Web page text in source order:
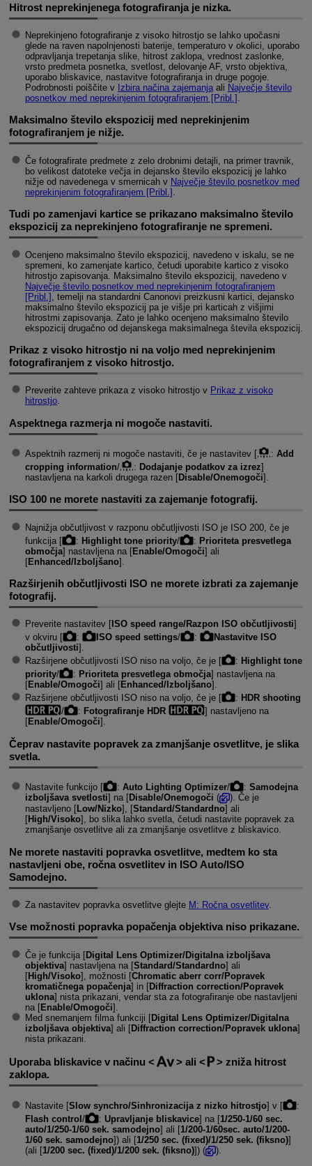
Hitrost neprekinjenega fotografiranja je nizka.
Neprekinjeno fotografiranje z visoko hitrostjo se lahko upočasni
glede na raven napolnjenosti baterije, temperaturo v okolici, uporabo
odpravljanja trepetanja slike, hitrost zaklopa, vrednost zaslonke,
vrsto predmeta posnetka, svetlost, delovanje AF, vrsto objektiva,
uporabo bliskavice, nastavitve fotografiranja in druge pogoje.
Podrobnosti poiščite v Izbira načina zajemanjaali Največje število
posnetkov med neprekinjenim fotografiranjem [Pribl.] .
Maksimalno število ekspozicij med neprekinjenim
fotografiranjem je nižje.
Če fotografirate predmete z zelo drobnimi detajli, na primer travnik,
bo velikost datoteke večja in dejansko število ekspozicij je lahko
nižje od navedenega v smernicah v Največje število posnetkov med
neprekinjenim fotografiranjem [Pribl.]
Tudi po zamenjavi kartice se prikazano maksimalno število
ekspozicij za neprekinjeno fotografiranje ne spremeni.
Ocenjeno maksimalno število ekspozicij, navedeno v iskalu, se ne
spremeni, ko zamenjate kartico, četudi uporabite kartico z visoko
hitrostjo zapisovanja. Maksimalno število ekspozicij, navedeno v
Največje število posnetkov med neprekinjenim fotografiranjem
[Pribl.] , temelji na standardni Canonovi preizkusni kartici, dejansko
maksimalno število ekspozicij pa je višje pri karticah z višjimi
hitrostmi zapisovanja. Zato je lahko ocenjeno maksimalno število
ekspozicij drugačno od dejanskega maksimalnega števila ekspozicij.
Prikaz z visoko hitrostjo ni na voljo med neprekinjenim
fotografiranjem z visoko hitrostjo.
Preverite zahteve prikaza z visoko hitrostjo v Prikaz z visoko
hitrostjo.
Aspektnega razmerja ni mogoče nastaviti.
Aspektnih razmerij ni mogoče nastaviti, če je nastavitev [ : Add
cropping information/ : Dodajanje podatkov za izrez]
nastavljena na karkoli drugega razen [Disable/Onemogoči].
ISO 100 ne morete nastaviti za zajemanje fotografij.
Najnižja občutljivost v razponu občutljivosti ISO je ISO 200, če je
funkcija [
: Highlight tone priority/ : Prioriteta presvetlega
območja] nastavljena na [Enable/Omogoči] ali
[Enhanced/Izboljšano].
Razširjenih občutljivosti ISO ne morete izbrati za zajemanje
fotografij.
Preverite nastavitev [ISO speed range/Razpon ISO občutljivosti]
v okviru [
: ISO speed settings/ :
Nastavitve ISO
občutljivosti].
Razširjene občutljivosti ISO niso na voljo, če je [
: Highlight tone
priority/ : Prioriteta presvetlega območja] nastavljena na
[Enable/Omogoči] ali [Enhanced/Izboljšano].
Razširjene občutljivosti ISO niso na voljo, če je [
: HDR shooting
/
: Fotografiranje HDR
] nastavljeno na
[Enable/Omogoči].
Čeprav nastavite popravek za zmanjšanje osvetlitve, je slika
svetla.
Nastavite funkcijo [ : Auto Lighting Optimizer/ : Samodejna
izboljšava svetlosti] na [Disable/Onemogoči (
). Če je
nastavljeno [Low/Nizko], [Standard/Standardno] ali
[High/Visoko], bo slika lahko svetla, četudi nastavite popravek za
zmanjšanje osvetlitve ali za zmanjšanje osvetlitve z bliskavico.
Ne morete nastaviti popravka osvetlitve, medtem ko sta
nastavljeni obe, ročna osvetlitev in ISO Auto/ISO
Samodejno.
Za nastavitev popravka osvetlitve glejte M: Ročna osvetlitev.
Vse možnosti popravka popačenja objektiva niso prikazane.
Če je funkcija [Digital Lens Optimizer/Digitalna izboljšava
objektiva] nastavljena na [Standard/Standardno] ali
[High/Visoko], možnosti [Chromatic aberr corr/Popravek
kromatičnega popačenja] in [Diffraction correction/Popravek
uklona] nista prikazani, vendar sta za fotografiranje obe nastavljeni
na [Enable/Omogoči].
Med snemanjem filma funkciji [Digital Lens Optimizer/Digitalna
izboljšava objektiva] ali [Diffraction correction/Popravek uklona]
nista prikazani.
Uporaba bliskavice v načinu ali
zniža hitrost
zaklopa.
Nastavite [Slow synchro/Sinhronizacija z nizko hitrostjo] v [
:
Flash control/ : Upravljanje bliskavice] na [1/250-1/60 sec.
auto/1/250-1/60 sek. samodejno] ali [1/200-1/60sec. auto/1/200-
1/60 sek. samodejno]) ali [1/250 sec. (fixed)/1/250 sek. (fiksno)]
(ali [1/200 sec. (fixed)/1/200 sek. (fiksno)]) ( ).